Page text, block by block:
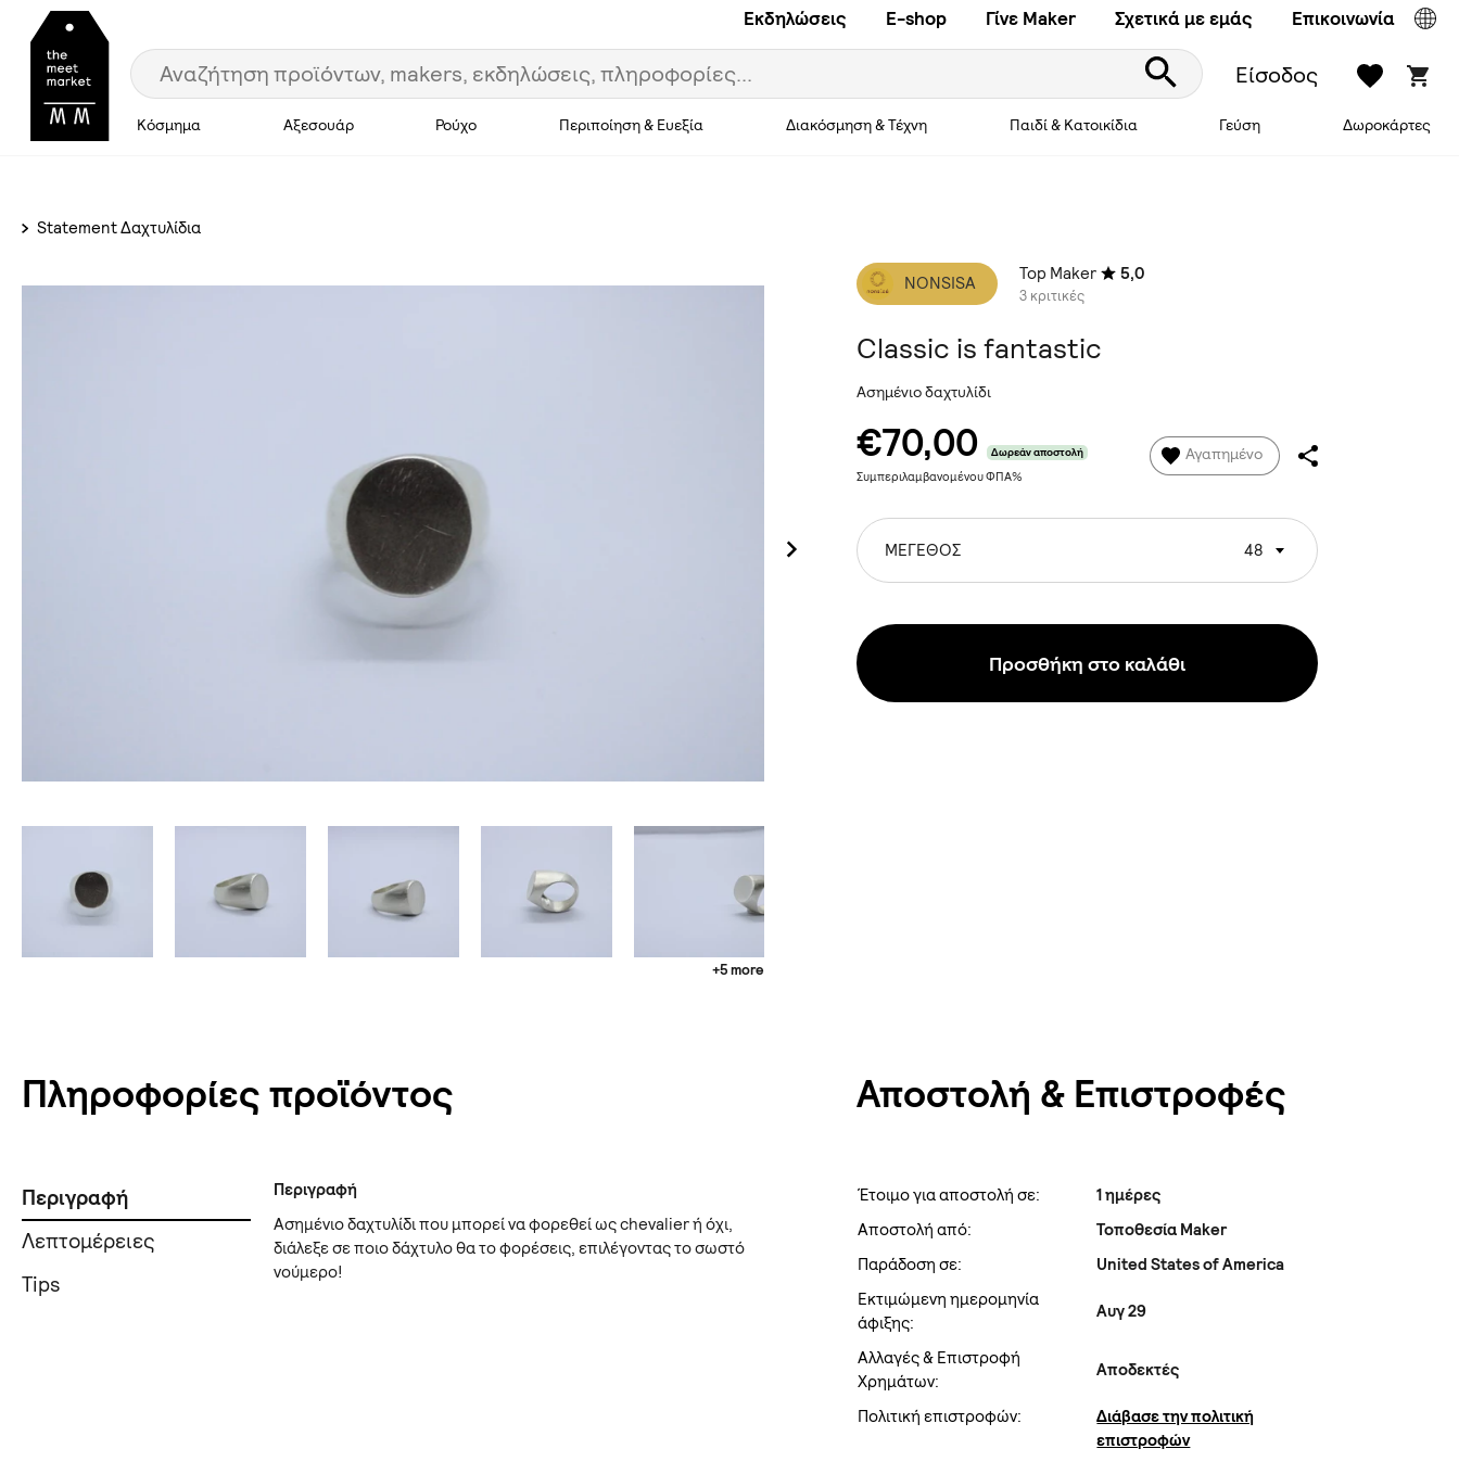
Εκδηλώσεις E-shop Γίνε Maker Σχετικά με εμάς Επικοινωνία
Είσοδος
Κόσμημα Αξεσουάρ Ρούχο Περιποίηση & Ευεξία Διακόσμηση & Τέχνη Παιδί & Κατοικίδια Γεύση Δωροκάρτες
Statement Δαχτυλίδια
+5 more
NONSISA Top Maker 5,0
3 κριτικές
Classic is fantastic
Aσημένιο δαχτυλίδι
€70,00 Δωρεάν αποστολή
Συμπεριλαμβανομένου ΦΠΑ%
Αγαπημένο
ΜΕΓΕΘΟΣ 48
Προσθήκη στο καλάθι
Πληροφορίες προϊόντος
Περιγραφή
Λεπτομέρειες
Tips
Περιγραφή
Ασημένιο δαχτυλίδι που μπορεί να φορεθεί ως chevalier ή όχι,
διάλεξε σε ποιο δάχτυλο θα το φορέσεις, επιλέγοντας το σωστό
νούμερο!
Αποστολή & Επιστροφές
Έτοιμο για αποστολή σε:
1 ημέρες
Αποστολή από:
Τοποθεσία Maker
Παράδοση σε:
United States of America
Εκτιμώμενη ημερομηνία
άφιξης:
Αυγ 29
Αλλαγές & Επιστροφή
Χρημάτων:
Αποδεκτές
Πολιτική επιστροφών:
Διάβασε την πολιτική
επιστροφών